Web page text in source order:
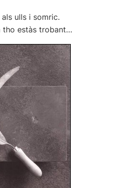
ulls i somric.
estàs trobant…